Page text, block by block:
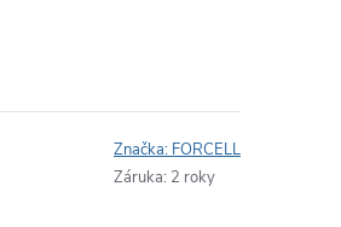
Značka: FORCELL
Záruka: 2 roky